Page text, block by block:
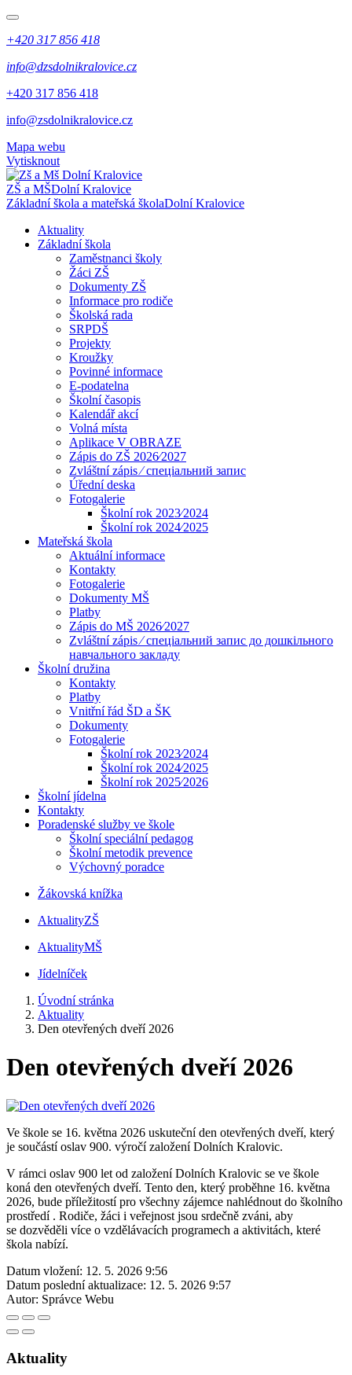
+420 317 856 418
info@dzsdolnikralovice.cz
+420 317 856 418
info@zsdolnikralovice.cz
Mapa webu
Vytisknout
ZŠ a MŠDolní Kralovice
Základní škola a mateřská školaDolní Kralovice
Aktuality
Základní škola
Zaměstnanci školy
Žáci ZŠ
Dokumenty ZŠ
Informace pro rodiče
Školská rada
SRPDŠ
Projekty
Kroužky
Povinné informace
E-podatelna
Školní časopis
Kalendář akcí
Volná místa
Aplikace V OBRAZE
Zápis do ZŠ 2026⁄2027
Zvláštní zápis ⁄ спеціальний запис
Úřední deska
Fotogalerie
Školní rok 2023⁄2024
Školní rok 2024⁄2025
Mateřská škola
Aktuální informace
Kontakty
Fotogalerie
Dokumenty MŠ
Platby
Zápis do MŠ 2026⁄2027
Zvláštní zápis ⁄ спеціальний запис до дошкільного
навчального закладу
Školní družina
Kontakty
Platby
Vnitřní řád ŠD a ŠK
Dokumenty
Fotogalerie
Školní rok 2023⁄2024
Školní rok 2024⁄2025
Školní rok 2025⁄2026
Školní jídelna
Kontakty
Poradenské služby ve škole
Školní speciální pedagog
Školní metodik prevence
Výchovný poradce
Žákovská knížka
AktualityZŠ
AktualityMŠ
Jídelníček
Úvodní stránka
Aktuality
Den otevřených dveří 2026
Den otevřených dveří 2026
Ve škole se 16. května 2026 uskuteční den otevřených dveří, který
je součástí oslav 900. výročí založení Dolních Kralovic.
V rámci oslav 900 let od založení Dolních Kralovic se ve škole
koná den otevřených dveří. Tento den, který proběhne 16. května
2026, bude příležitostí pro všechny zájemce nahlédnout do školního
prostředí . Rodiče, žáci i veřejnost jsou srdečně zváni, aby
se dozvěděli více o vzdělávacích programech a aktivitách, které
škola nabízí.
Datum vložení: 12. 5. 2026 9:56
Datum poslední aktualizace: 12. 5. 2026 9:57
Autor: Správce Webu
Aktuality